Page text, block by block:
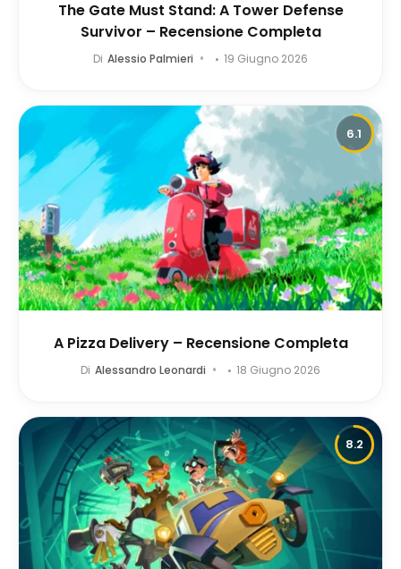
The Gate Must Stand: A Tower Defense
Survivor – Recensione Completa
Di Alessio Palmieri 19 Giugno 2026
6.1
A Pizza Delivery – Recensione Completa
Di Alessandro Leonardi 18 Giugno 2026
8.2